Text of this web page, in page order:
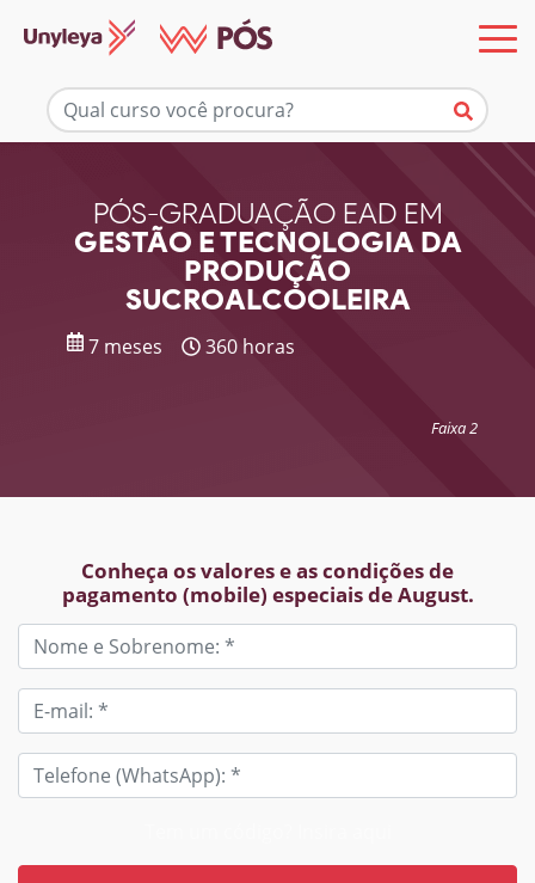
PÓS-GRADUAÇÃO EAD EM
GESTÃO E TECNOLOGIA DA
PRODUÇÃO
SUCROALCOOLEIRA
7 meses 360 horas
Faixa 2
Conheça os valores e as condições de
pagamento (mobile) especiais de August.
Mais informações